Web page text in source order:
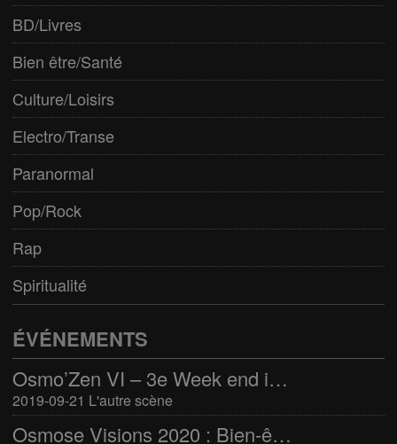
BD/Livres
Bien être/Santé
Culture/Loisirs
Electro/Transe
Paranormal
Pop/Rock
Rap
Spiritualité
ÉVÉNEMENTS
Osmo’Zen VI – 3e Week end international du bien-être
2019-09-21 L'autre scène
Osmose Visions 2020 : Bien-être et arts divinatoires